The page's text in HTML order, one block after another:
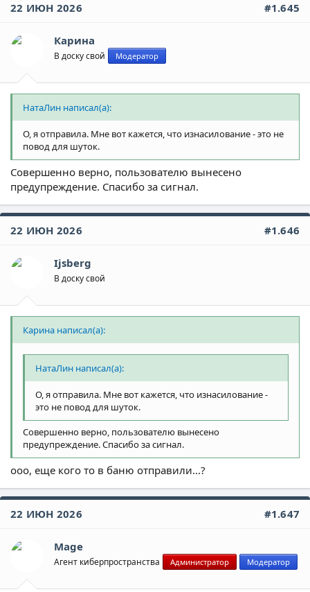
22 ИЮН 2026 #1.645
Карина
В доску свой Модератор
НатаЛин написал(а):
О, я отправила. Мне вот кажется, что изнасилование - это не
повод для шуток.
Совершенно верно, пользователю вынесено
предупреждение. Спасибо за сигнал.
22 ИЮН 2026 #1.646
Ijsberg
В доску свой
Карина написал(а):
НатаЛин написал(а):
О, я отправила. Мне вот кажется, что изнасилование -
это не повод для шуток.
Совершенно верно, пользователю вынесено
предупреждение. Спасибо за сигнал.
ооо, еще кого то в баню отправили...?
22 ИЮН 2026 #1.647
Mage
Агент киберпространства Администратор Модератор